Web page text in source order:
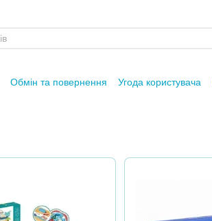
Обмін та повернення Угода користувача